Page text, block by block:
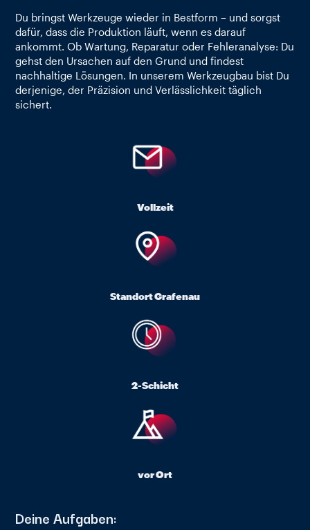
Du bringst Werkzeuge wieder in Bestform – und sorgst
dafür, dass die Produktion läuft, wenn es darauf
ankommt. Ob Wartung, Reparatur oder Fehleranalyse: Du
gehst den Ursachen auf den Grund und findest
nachhaltige Lösungen. In unserem Werkzeugbau bist Du
derjenige, der Präzision und Verlässlichkeit täglich
sichert.
Vollzeit
Standort Grafenau
2-Schicht
vor Ort
Deine Aufgaben: